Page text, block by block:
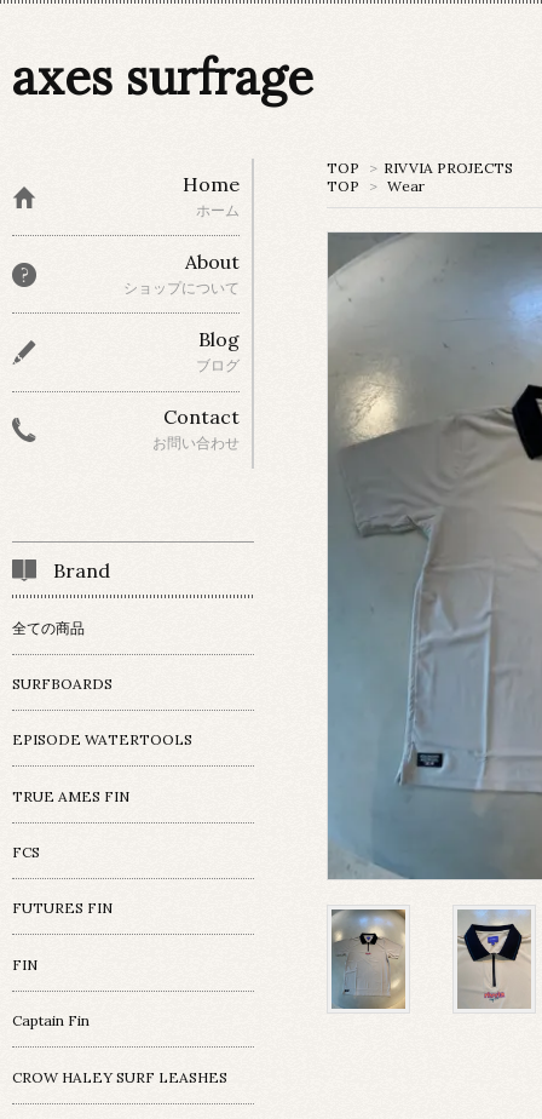
axes surfrage
TOP > RIVVIA PROJECTS
TOP
> Wear
Home
ホーム
About
ショップについて
Blog
ブログ
Contact
お問い合わせ
Brand
全ての商品
SURFBOARDS
EPISODE WATERTOOLS
TRUE AMES FIN
FCS
FUTURES FIN
FIN
Captain Fin
CROW HALEY SURF LEASHES